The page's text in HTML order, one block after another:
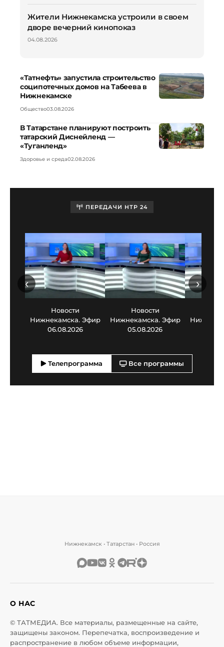
Жители Нижнекамска устроили в своем
дворе вечерний кинопоказ
04.08.2026
«Татнефть» запустила строительство
соципотечных домов на Табеева в
Нижнекамске
Общество03.08.2026
В Татарстане планируют построить
татарский Диснейленд —
«Туганленд»
Здоровье и среда02.08.2026
ПЕРЕДАЧИ НТР 24
Новости
Нижнекамска. Эфир
06.08.2026
Новости
Нижнекамска. Эфир
05.08.2026
‹ ›
Телепрограмма Все программы
Нижнекамск • Татарстан • Россия
О НАС
© ТАТМЕДИА. Все материалы, размещенные на сайте,
защищены законом. Перепечатка, воспроизведение и
распространение в любом объеме информации,